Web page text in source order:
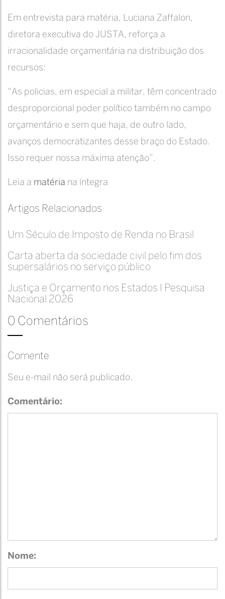
Em entrevista para matéria, Luciana Zaffalon,
diretora executiva do JUSTA, reforça a
irracionalidade orçamentária na distribuição dos
recursos:
“As policias, em especial a militar, têm concentrado
desproporcional poder político também no campo
orçamentário e sem que haja, de outro lado,
avanços democratizantes desse braço do Estado.
Isso requer nossa máxima atenção”.
Leia a matéria na íntegra
Artigos Relacionados
Um Século de Imposto de Renda no Brasil
Carta aberta da sociedade civil pelo fim dos
supersalários no serviço público
Justiça e Orçamento nos Estados I Pesquisa
Nacional 2026
0 Comentários
Comente
Seu e-mail não será publicado.
Comentário:
Nome: